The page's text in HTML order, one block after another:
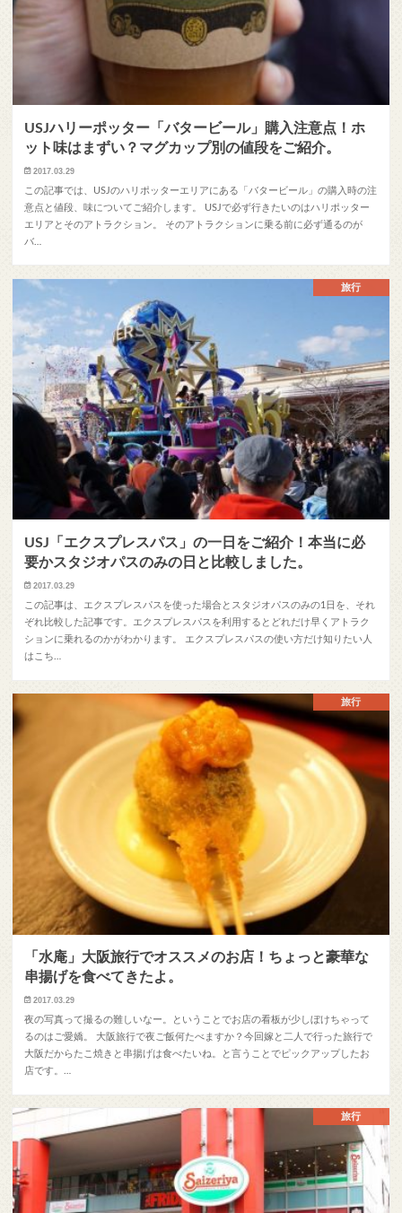
USJハリーポッター「バタービール」購入注意点！ホ
ット味はまずい？マグカップ別の値段をご紹介。
2017.03.29
この記事では、USJのハリポッターエリアにある「バタービール」の購入時の注
意点と値段、味についてご紹介します。 USJで必ず行きたいのはハリポッター
エリアとそのアトラクション。 そのアトラクションに乗る前に必ず通るのが
バ…
旅行
USJ「エクスプレスパス」の一日をご紹介！本当に必
要かスタジオパスのみの日と比較しました。
2017.03.29
この記事は、エクスプレスパスを使った場合とスタジオパスのみの1日を、それ
ぞれ比較した記事です。エクスプレスパスを利用するとどれだけ早くアトラク
ションに乗れるのかがわかります。 エクスプレスパスの使い方だけ知りたい人
はこち…
旅行
「水庵」大阪旅行でオススメのお店！ちょっと豪華な
串揚げを食べてきたよ。
2017.03.29
夜の写真って撮るの難しいなー。ということでお店の看板が少しぼけちゃって
るのはご愛嬌。 大阪旅行で夜ご飯何たべますか？今回嫁と二人で行った旅行で
大阪だからたこ焼きと串揚げは食べたいね。と言うことでピックアップしたお
店です。…
旅行